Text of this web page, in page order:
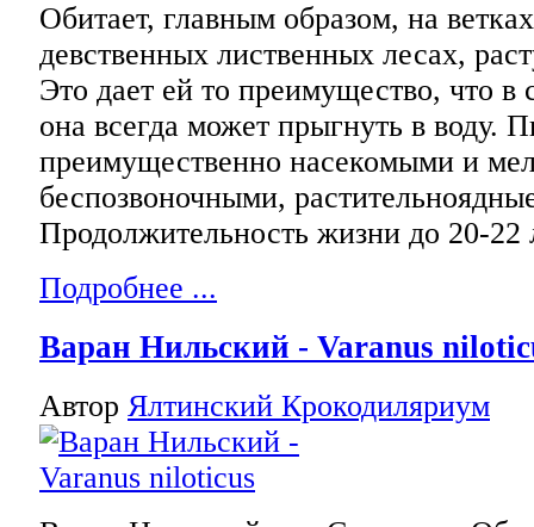
Обитает, главным образом, на
девственных лиственных лесах,
Это дает ей то преимущество, что в
она всегда может прыгнуть в воду.
преимущественно насекомыми и
беспозвоночными,
Продолжительность жизни до 20-22
Подробнее ...
Варан Нильский - Varanus
Автор Ялтинский Крокодиляриум